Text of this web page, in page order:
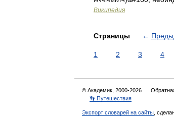
Википедия
Страницы ←
1 2 3 4
© Академик, 2000-2026
👣 Путешествия
Экспорт словарей на сайты ,